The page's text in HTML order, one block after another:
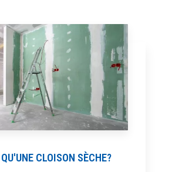
CLOISON SÈCHE?